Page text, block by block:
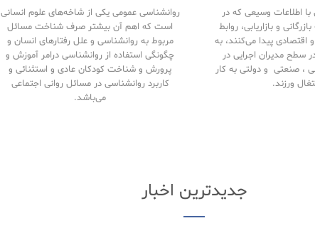
با اطلاعات وسیعی که در
و بازاریابی، روابط
و اقتصادی پیدا می‌کنند، به
سطح مدیران اجرایی در
، صنعتی و دولتی به کار
ورزند.
روانشناسی عمومی یکی از شاخه‌های علوم انسانی
است که اهم آن بیشتر صرف شناخت مسائل
مربوط به روانشناسی و علل رفتارهای انسان و
چگونگی استفاده از روانشناسی درامر آموزش و
پرورش و شناخت کودکان عادی و استثنائی و
کاربرد روانشناسی در مسائل روانی اجتماعی
می‌باشد.
جدیدترین اخبار